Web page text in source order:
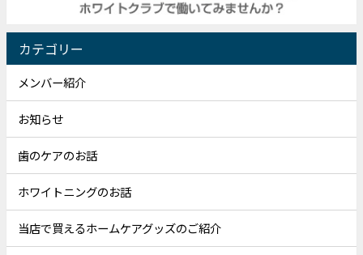
カテゴリー
メンバー紹介
お知らせ
歯のケアのお話
ホワイトニングのお話
当店で買えるホームケアグッズのご紹介